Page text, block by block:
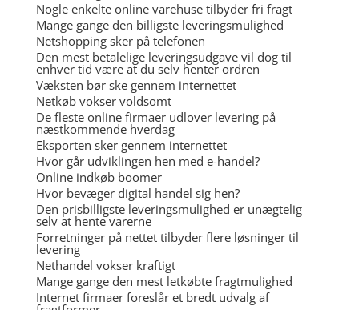
Nogle enkelte online varehuse tilbyder fri fragt
Mange gange den billigste leveringsmulighed
Netshopping sker på telefonen
Den mest betalelige leveringsudgave vil dog til
enhver tid være at du selv henter ordren
Væksten bør ske gennem internettet
Netkøb vokser voldsomt
De fleste online firmaer udlover levering på
næstkommende hverdag
Eksporten sker gennem internettet
Hvor går udviklingen hen med e-handel?
Online indkøb boomer
Hvor bevæger digital handel sig hen?
Den prisbilligste leveringsmulighed er unægtelig
selv at hente varerne
Forretninger på nettet tilbyder flere løsninger til
levering
Nethandel vokser kraftigt
Mange gange den mest letkøbte fragtmulighed
Internet firmaer foreslår et bredt udvalg af